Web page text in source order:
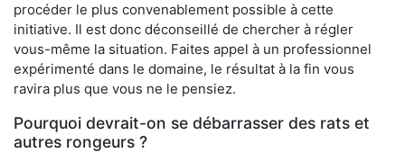
procéder le plus convenablement possible à cette
initiative. Il est donc déconseillé de chercher à régler
vous-même la situation. Faites appel à un professionnel
expérimenté dans le domaine, le résultat à la fin vous
ravira plus que vous ne le pensiez.
Pourquoi devrait-on se débarrasser des rats et
autres rongeurs ?